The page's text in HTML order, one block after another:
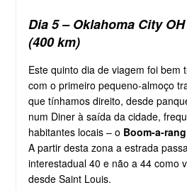
Dia 5 – Oklahoma City
(400 km)
Este quinto dia de viagem foi bem
com o primeiro pequeno-almoço
que tínhamos direito, desde
num Diner à saída da cidade,
habitantes locais – o Boom-a-
A partir desta zona a estrada
interestadual 40 e não a 44 como
desde Saint Louis.